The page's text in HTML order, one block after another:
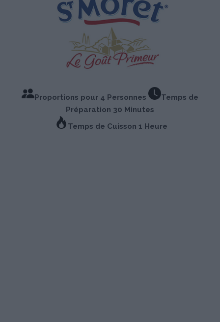
Proportions pour 4 Personnes
Temps de
Préparation 30 Minutes
Temps de Cuisson 1 Heure